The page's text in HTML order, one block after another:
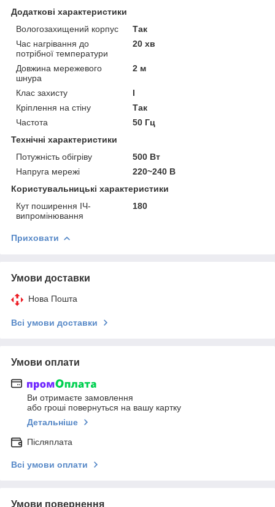
Додаткові характеристики
Вологозахищений корпус
Так
Час нагрівання до
потрібної температури
20 хв
Довжина мережевого
шнура
2 м
Клас захисту
I
Кріплення на стіну
Так
Частота
50 Гц
Технічні характеристики
Потужність обігріву
500 Вт
Напруга мережі
220~240 В
Користувальницькі характеристики
Кут поширення ІЧ-
випромінювання
180
Приховати
Умови доставки
Нова Пошта
Всі умови доставки
Умови оплати
Ви отримаєте замовлення
або гроші повернуться на вашу картку
Детальніше
Післяплата
Всі умови оплати
Умови повернення